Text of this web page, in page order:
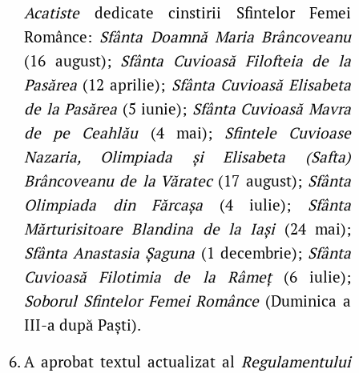
Acatistededicate cinstirii Sfintelor Femei
Românce: Sfânta Doamnă Maria Brâncoveanu
(16 august); Sfânta Cuvioasă Filofteia de la
Pasărea (12 aprilie); Sfânta Cuvioasă Elisabeta
de la Pasărea (5 iunie); Sfânta Cuvioasă Mavra
de pe Ceahlău(4 mai); Sfintele Cuvioase
Nazaria, Olimpiada și Elisabeta (Safta)
Brâncoveanu de la Văratec(17 august); Sfânta
Olimpiada din Fărcașa (4 iulie); Sfânta
Mărturisitoare Blandina de la Iași(24 mai);
Sfânta Anastasia Șaguna (1 decembrie); Sfânta
Cuvioasă Filotimia de la Râmeț(6 iulie);
Soborul Sfintelor Femei Românce(Duminica a
III-a după Paști).
A aprobat textul actualizat al Regulamentului